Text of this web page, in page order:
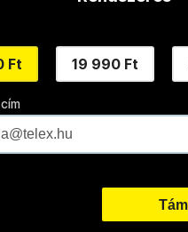
Ft 19 990 Ft